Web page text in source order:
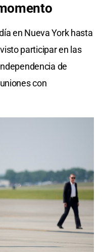
en Nueva York hasta
participar en las
de
con